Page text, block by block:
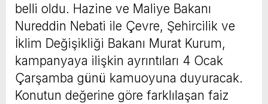
belli oldu. Hazine ve Maliye Bakanı
Nureddin Nebati ile Çevre, Şehircilik ve
İklim Değişikliği Bakanı Murat Kurum,
kampanyaya ilişkin ayrıntıları 4 Ocak
Çarşamba günü kamuoyuna duyuracak.
Konutun değerine göre farklılaşan faiz